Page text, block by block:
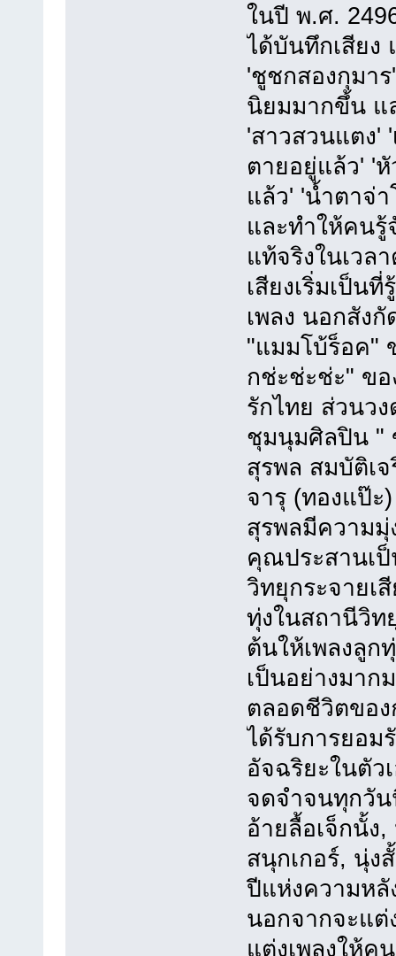
ในปี พ.ศ.
ได้บันทึกเสียง
'ชูชกสองกุมา
นิยมมากขึ้น แ
'สาวสวนแตง'
ตายอยู่แล้ว' '
แล้ว' 'น้ำตาจ่า
และทำให้คนรู้
แท้จริงในเวล
เสียงเริ่มเป็น
เพลง นอกสัง
"แมมโบ้ร็อค"
กช่ะช่ะช่ะ" ข
รักไทย ส่วนว
ชุมนุมศิลปิน "
สุรพล สมบัติเ
จารุ (ทองแป๊ะ
สุรพลมีความมุ่
คุณประสานเป็
วิทยุกระจายเ
ทุ่งในสถานีวิท
ต้นให้เพลงลูก
เป็นอย่างมาก
ตลอดชีวิตของ
ได้รับการยอม
อัจฉริยะในตัว
จดจำจนทุกวั
อ้ายลื้อเจ็กนั้ง
สนุกเกอร์, นุ่ง
ปีแห่งความหลั
นอกจากจะแต่
แต่งเพลงให้ค